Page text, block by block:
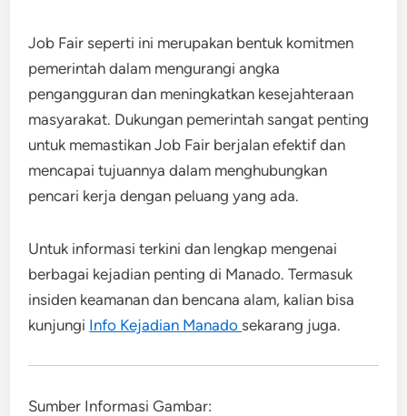
Job Fair seperti ini merupakan bentuk komitmen
pemerintah dalam mengurangi angka
pengangguran dan meningkatkan kesejahteraan
masyarakat. Dukungan pemerintah sangat penting
untuk memastikan Job Fair berjalan efektif dan
mencapai tujuannya dalam menghubungkan
pencari kerja dengan peluang yang ada.
Untuk informasi terkini dan lengkap mengenai
berbagai kejadian penting di Manado. Termasuk
insiden keamanan dan bencana alam, kalian bisa
kunjungi Info Kejadian Manado sekarang juga.
Sumber Informasi Gambar: